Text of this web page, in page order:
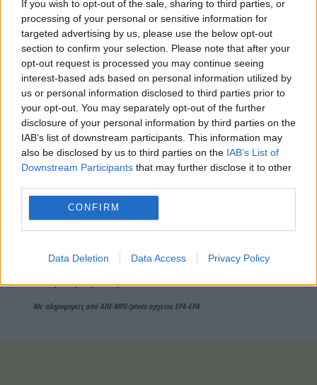
If you wish to opt-out of the sale, sharing to third parties, or
processing of your personal or sensitive information for
targeted advertising by us, please use the below opt-out
section to confirm your selection. Please note that after your
opt-out request is processed you may continue seeing
interest-based ads based on personal information utilized by
us or personal information disclosed to third parties prior to
your opt-out. You may separately opt-out of the further
disclosure of your personal information by third parties on the
IAB’s list of downstream participants. This information may
also be disclosed by us to third parties on the IAB’s List of
Downstream Participants that may further disclose it to other
CONFIRM
Data Deletion Data Access Privacy Policy
«Υπερασπιζόμαστε την Ευρώπη –πλήρως, όχι
μερικώς, και όχι με ημίμετρα»,δήλωσε.«Η
Ουκρανία αξίζει μια δίκαιη προσέγγιση και ίσα
δικαιώματα εντός της Ευρώπης» , υπογραμμίστηκε.
Η Ουκρανία, ωστόσο, είναι μια καθημαγμένη χώρα
και οι διαδικασίες είναι χρονοβόρες, προκειμένου
να πληροί τις προϋποθέσεις ένταξης στην
Ευρωπαϊκή Ένωση. Για παράδειγμα, η ανοικοδόμηση
και είναι βασικό προαπαιτούμενο για να γίνει
μέλος της Ένωσης.
νέα Ουκρανία και ποιό κομμάτι της θα ανήκει στην
Ενωμένη Ευρώπη.
Με πληροφορίες από ΑΠΕ-ΜΠΕ/photo αρχείου EPA-EPA